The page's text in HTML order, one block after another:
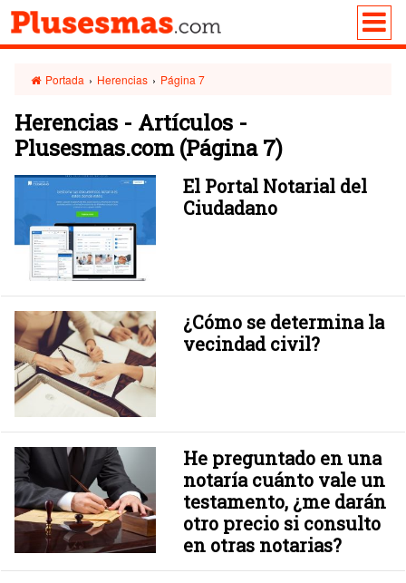
Portada › Herencias › Página 7
Herencias - Artículos -
Plusesmas.com(Página 7)
El Portal Notarial del
Ciudadano
¿Cómo se determina la
vecindad civil?
He preguntado en una
notaría cuánto vale un
testamento, ¿me darán
otro precio si consulto
en otras notarias?